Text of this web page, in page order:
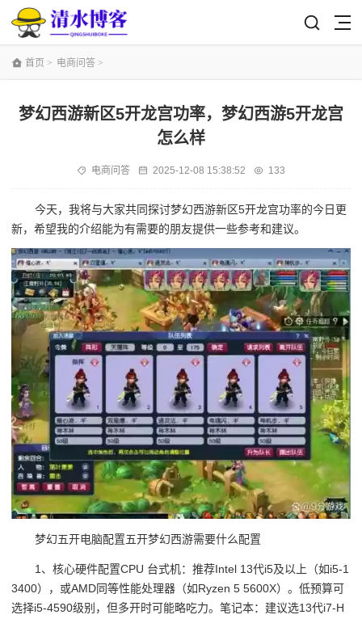
首页 > 电商问答 >
梦幻西游新区5开龙宫功率，梦幻西游5开龙宫
怎么样
电商问答 2025-12-08 15:38:52 133
今天，我将与大家共同探讨梦幻西游新区5开龙宫功率的今日更
新，希望我的介绍能为有需要的朋友提供一些参考和建议。
梦幻五开电脑配置五开梦幻西游需要什么配置
1、核心硬件配置CPU 台式机：推荐Intel 13代i5及以上（如i5-1
3400），或AMD同等性能处理器（如Ryzen 5 5600X）。低预算可
选择i5-4590级别，但多开时可能略吃力。笔记本：建议选13代i7-H